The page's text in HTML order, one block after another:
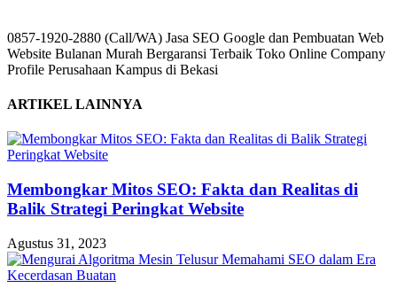
0857-1920-2880 (Call/WA) Jasa SEO Google dan Pembuatan Web
Website Bulanan Murah Bergaransi Terbaik Toko Online Company
Profile Perusahaan Kampus di Bekasi
ARTIKEL LAINNYA
Membongkar Mitos SEO: Fakta dan Realitas di
Balik Strategi Peringkat Website
Agustus 31, 2023